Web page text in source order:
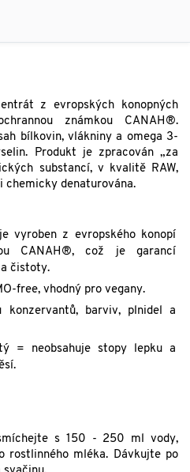
z evropských konopných
známkou CANAH®.
bílkovin, vlákniny a omega 3-
Produkt je zpracován „za
substancí, v kvalitě RAW,
chemicky denaturována.
vyroben z evropského konopí
CANAH®, což je garancí
čistoty.
free, vhodný pro vegany.
konzervantů, barviv, plnidel a
= neobsahuje stopy lepku a
s 150 - 250 ml vody,
rostlinného mléka. Dávkujte po